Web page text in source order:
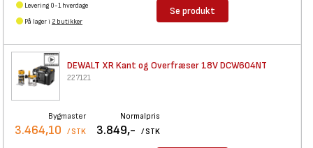
Levering 0-1 hverdage
På lager i 2 butikker
Se produkt
DEWALT XR Kant og Overfræser18V DCW604NT
227121
Bygmaster
3.464,10 / STK
Normalpris
3.849,- / STK